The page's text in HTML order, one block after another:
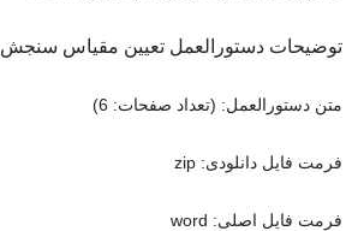
توضیحات دستورالعمل تعیین مقیاس سنجش
متن دستورالعمل: (تعداد صفحات: 6)
فرمت فایل دانلودی: zip
فرمت فایل اصلی: word